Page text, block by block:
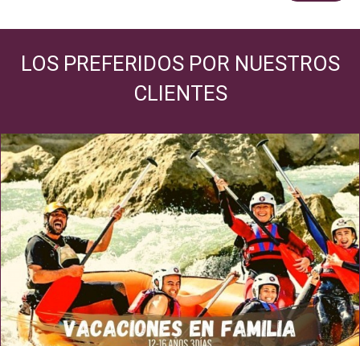
LOS PREFERIDOS POR NUESTROS
CLIENTES